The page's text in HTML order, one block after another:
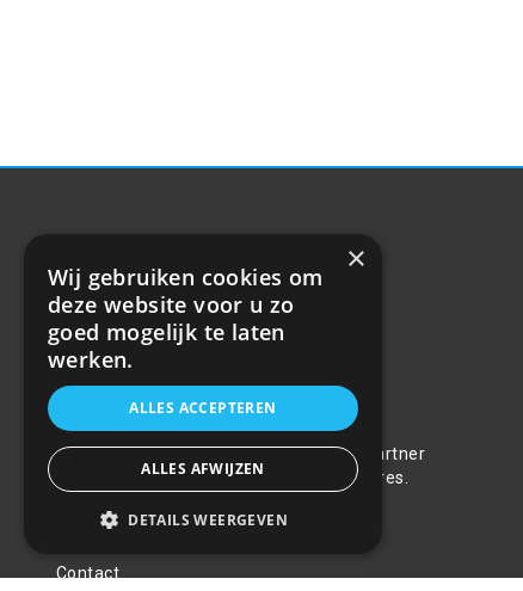
Over ons
Welkom bij R&R Parts Automotive, uw partner
voor de aanschaf van alle auto accessoires.
service & prijs te bieden.
Contact
×
Wij gebruiken cookies om
deze website voor u zo
goed mogelijk te laten
werken.
ALLES ACCEPTEREN
ALLES AFWIJZEN
DETAILS WEERGEVEN